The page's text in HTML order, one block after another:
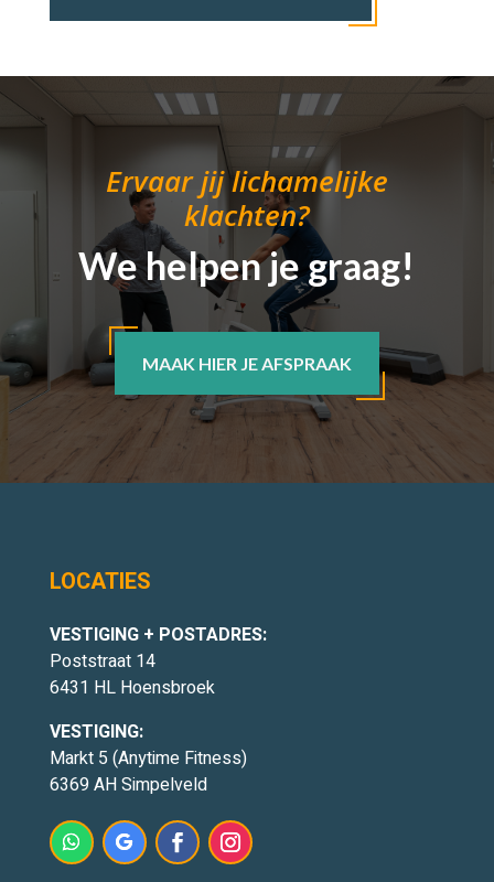
Ervaar jij lichamelijke
klachten?
We helpen je graag!
MAAK HIER JE AFSPRAAK
LOCATIES
VESTIGING + POSTADRES:
Poststraat 14
6431 HL Hoensbroek
VESTIGING:
Markt 5 (Anytime Fitness)
6369 AH Simpelveld